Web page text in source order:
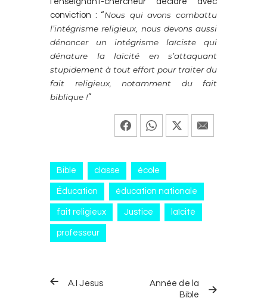
conviction : “Nous qui avons combattu
l’intégrisme religieux, nous devons aussi
dénoncer un intégrisme laïciste qui
dénature la laïcité en s’attaquant
stupidement à tout effort pour traiter du
fait religieux, notamment du fait
biblique !”
Bible classe école
Éducation éducation nationale
fait religieux Justice laïcité
professeur
dePRÉCÉDENT
A.I Jesus
SUIVANT
Année de la
Bible